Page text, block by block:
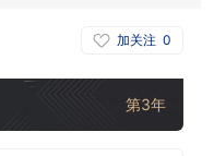
加关注 0
第3年